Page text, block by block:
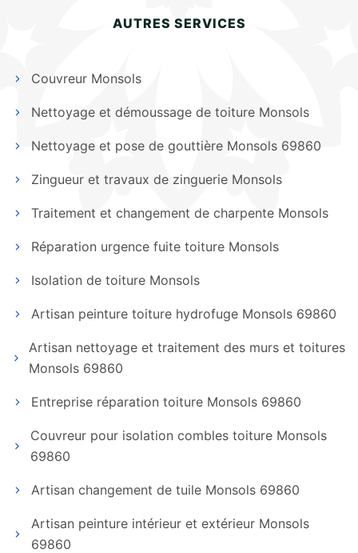
AUTRES SERVICES
Couvreur Monsols
Nettoyage et démoussage de toiture Monsols
Nettoyage et pose de gouttière Monsols 69860
Zingueur et travaux de zinguerie Monsols
Traitement et changement de charpente Monsols
Réparation urgence fuite toiture Monsols
Isolation de toiture Monsols
Artisan peinture toiture hydrofuge Monsols 69860
Artisan nettoyage et traitement des murs et toitures
Monsols 69860
Entreprise réparation toiture Monsols 69860
Couvreur pour isolation combles toiture Monsols
69860
Artisan changement de tuile Monsols 69860
Artisan peinture intérieur et extérieur Monsols
69860